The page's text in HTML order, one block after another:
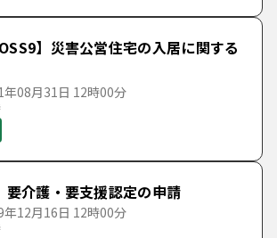
り る
】災害公営住宅の入居に関する
年08月31日 12時00分
要介護・要支援認定の申請
年12月16日 12時00分